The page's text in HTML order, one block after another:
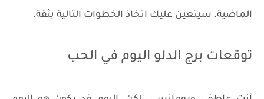
الماضية. سيتعين عليك اتخاذ الخطوات التالية بثقة.
توقعات برج الدلو اليوم في الحب